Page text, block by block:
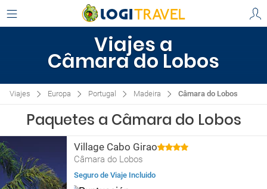
Viajes a
Câmara do Lobos
Viajes Europa Portugal Madeira Câmara do Lobos
Paquetes a Câmara do Lobos
Village Cabo Girao
Câmara do Lobos
Seguro de Viaje Incluido